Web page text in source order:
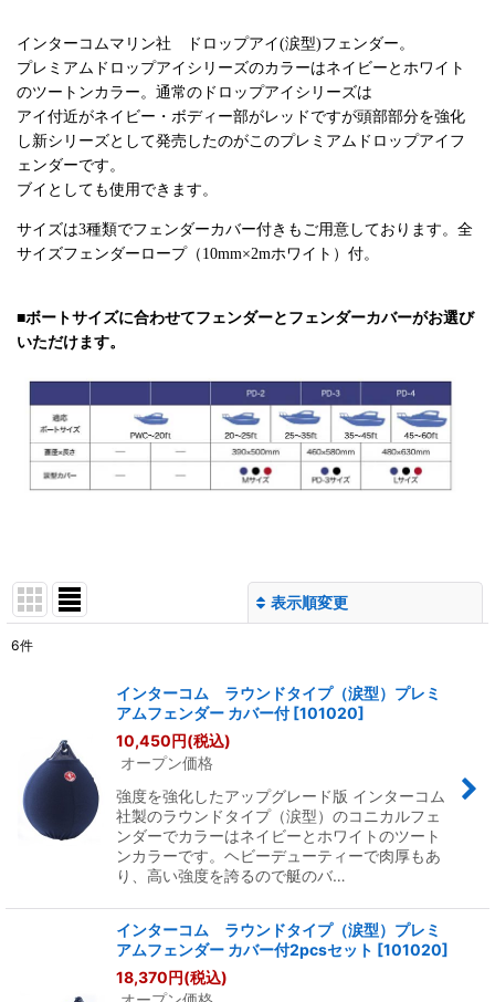
インターコムマリン社 ドロップアイ(涙型)フェンダー。
プレミアムドロップアイシリーズのカラーはネイビーとホワイト
のツートンカラー。通常のドロップアイシリーズは
アイ付近がネイビー・ボディー部がレッドですが頭部部分を強化
し新シリーズとして発売したのがこのプレミアムドロップアイフ
ェンダーです。
ブイとしても使用できます。
サイズは3種類でフェンダーカバー付きもご用意しております。全
サイズフェンダーロープ（10mm×2mホワイト）付。
■ボートサイズに合わせてフェンダーとフェンダーカバーがお選び
いただけます。
表示順変更
絞り込む
6件
インターコム ラウンドタイプ（涙型）プレミ
アムフェンダー カバー付 [101020]
10,450円(税込)
オープン価格
強度を強化したアップグレード版 インターコム
社製のラウンドタイプ（涙型）のコニカルフェ
ンダーでカラーはネイビーとホワイトのツート
ンカラーです。ヘビーデューティーで肉厚もあ
り、高い強度を誇るので艇のバ…
インターコム ラウンドタイプ（涙型）プレミ
アムフェンダー カバー付2pcsセット [101020]
18,370円(税込)